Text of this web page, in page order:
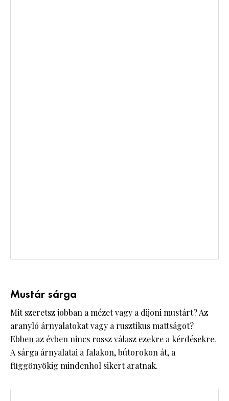
Mustár sárga
Mit szeretsz jobban a mézet vagy a dijoni mustárt? Az
aranyló árnyalatokat vagy a rusztikus mattságot?
Ebben az évben nincs rossz válasz ezekre a kérdésekre.
A sárga árnyalatai a falakon, bútorokon át, a
függönyökig mindenhol sikert aratnak.